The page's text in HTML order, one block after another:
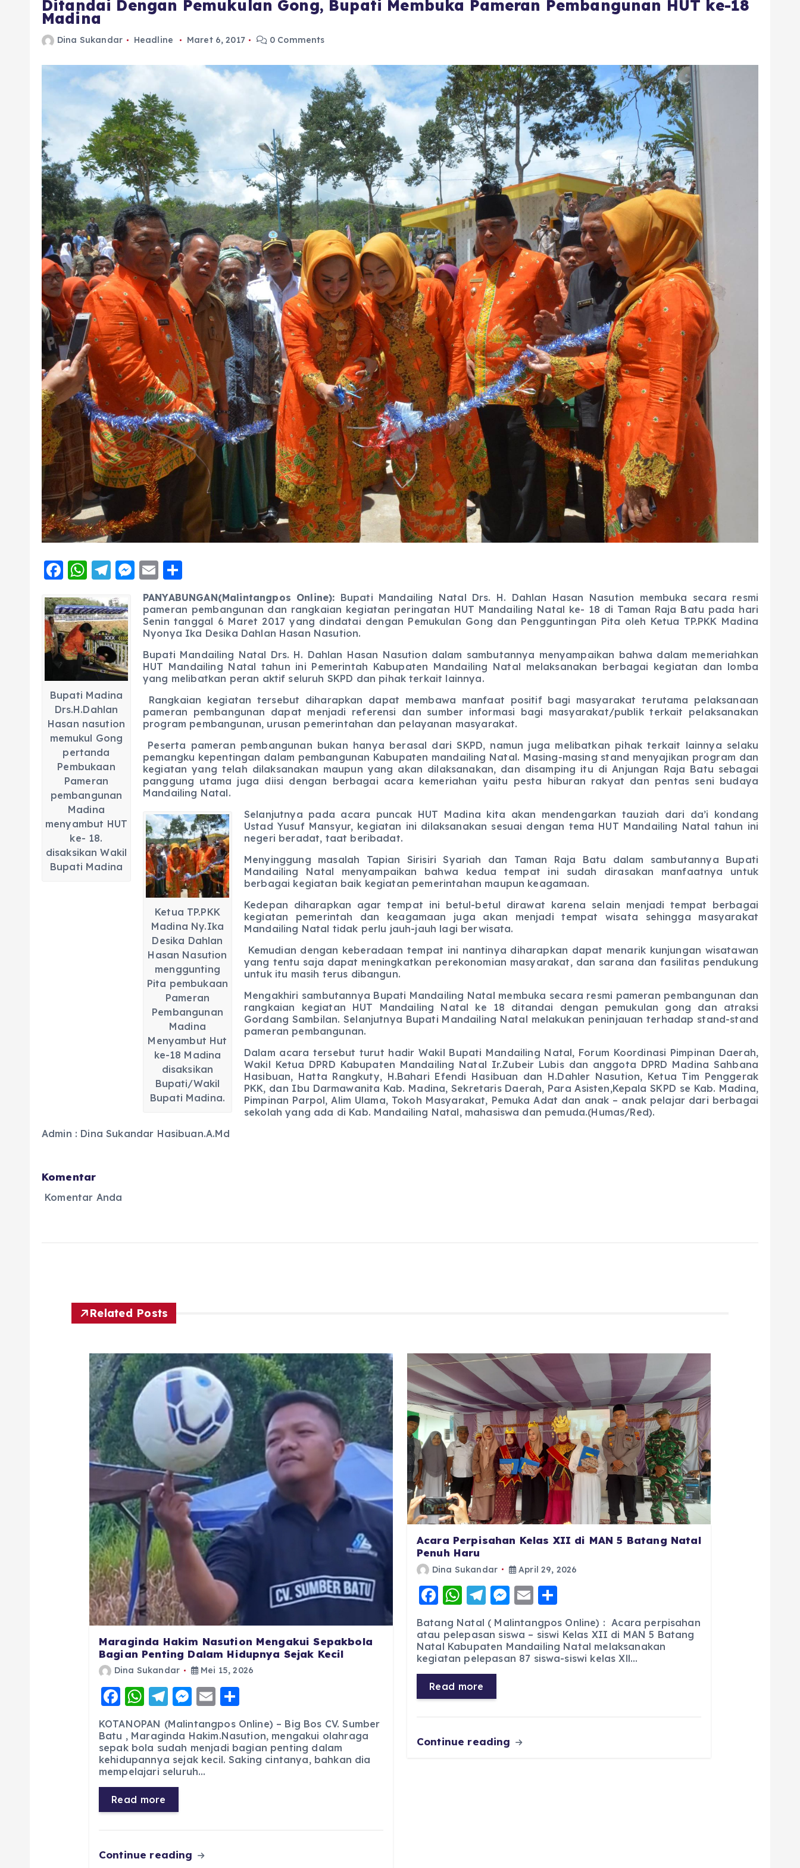
Ditandai Dengan Pemukulan Gong, Bupati Membuka Pameran Pembangunan HUT ke-18
Madina
Dina Sukandar Headline Maret 6, 2017 0 Comments
F
c
e
b
o
o
k
W
a
ts
A
p
p
T
e
g
r
a
m
M
e
ss
e
n
g
er
E
m
ai
l
h
a
re
Bupati Madina
Drs.H.Dahlan
Hasan nasution
memukul Gong
pertanda
Pembukaan
Pameran
pembangunan
Madina
menyambut HUT
ke- 18.
disaksikan Wakil
Bupati Madina
PANYABUNGAN(Malintangpos Online): Bupati Mandailing Natal Drs. H. Dahlan Hasan Nasution membuka secara resmi
pameran pembangunan dan rangkaian kegiatan peringatan HUT Mandailing Natal ke- 18 di Taman Raja Batu pada hari
Senin tanggal 6 Maret 2017 yang dindatai dengan Pemukulan Gong dan Pengguntingan Pita oleh Ketua TP.PKK Madina
Nyonya Ika Desika Dahlan Hasan Nasution.
Bupati Mandailing Natal Drs. H. Dahlan Hasan Nasution dalam sambutannya menyampaikan bahwa dalam memeriahkan
HUT Mandailing Natal tahun ini Pemerintah Kabupaten Mandailing Natal melaksanakan berbagai kegiatan dan lomba
yang melibatkan peran aktif seluruh SKPD dan pihak terkait lainnya.
Rangkaian kegiatan tersebut diharapkan dapat membawa manfaat positif bagi masyarakat terutama pelaksanaan
pameran pembangunan dapat menjadi referensi dan sumber informasi bagi masyarakat/publik terkait pelaksanakan
program pembangunan, urusan pemerintahan dan pelayanan masyarakat.
Peserta pameran pembangunan bukan hanya berasal dari SKPD, namun juga melibatkan pihak terkait lainnya selaku
pemangku kepentingan dalam pembangunan Kabupaten mandailing Natal. Masing-masing stand menyajikan program dan
kegiatan yang telah dilaksanakan maupun yang akan dilaksanakan, dan disamping itu di Anjungan Raja Batu sebagai
panggung utama juga diisi dengan berbagai acara kemeriahan yaitu pesta hiburan rakyat dan pentas seni budaya
Mandailing Natal.
Ketua TP.PKK
Madina Ny.Ika
Desika Dahlan
Hasan Nasution
menggunting
Pita pembukaan
Pameran
Pembangunan
Madina
Menyambut Hut
ke-18 Madina
disaksikan
Bupati/Wakil
Bupati Madina.
Selanjutnya pada acara puncak HUT Madina kita akan mendengarkan tauziah dari da’i kondang
Ustad Yusuf Mansyur, kegiatan ini dilaksanakan sesuai dengan tema HUT Mandailing Natal tahun ini
negeri beradat, taat beribadat.
Menyinggung masalah Tapian Sirisiri Syariah dan Taman Raja Batu dalam sambutannya Bupati
Mandailing Natal menyampaikan bahwa kedua tempat ini sudah dirasakan manfaatnya untuk
berbagai kegiatan baik kegiatan pemerintahan maupun keagamaan.
Kedepan diharapkan agar tempat ini betul-betul dirawat karena selain menjadi tempat berbagai
kegiatan pemerintah dan keagamaan juga akan menjadi tempat wisata sehingga masyarakat
Mandailing Natal tidak perlu jauh-jauh lagi berwisata.
Kemudian dengan keberadaan tempat ini nantinya diharapkan dapat menarik kunjungan wisatawan
yang tentu saja dapat meningkatkan perekonomian masyarakat, dan sarana dan fasilitas pendukung
untuk itu masih terus dibangun.
Mengakhiri sambutannya Bupati Mandailing Natal membuka secara resmi pameran pembangunan dan
rangkaian kegiatan HUT Mandailing Natal ke 18 ditandai dengan pemukulan gong dan atraksi
Gordang Sambilan. Selanjutnya Bupati Mandailing Natal melakukan peninjauan terhadap stand-stand
pameran pembangunan.
Dalam acara tersebut turut hadir Wakil Bupati Mandailing Natal, Forum Koordinasi Pimpinan Daerah,
Wakil Ketua DPRD Kabupaten Mandailing Natal Ir.Zubeir Lubis dan anggota DPRD Madina Sahbana
Hasibuan, Hatta Rangkuty, H.Bahari Efendi Hasibuan dan H.Dahler Nasution, Ketua Tim Penggerak
PKK, dan Ibu Darmawanita Kab. Madina, Sekretaris Daerah, Para Asisten,Kepala SKPD se Kab. Madina,
Pimpinan Parpol, Alim Ulama, Tokoh Masyarakat, Pemuka Adat dan anak – anak pelajar dari berbagai
sekolah yang ada di Kab. Mandailing Natal, mahasiswa dan pemuda.(Humas/Red).
Admin : Dina Sukandar Hasibuan.A.Md
Komentar
Komentar Anda
Related Posts
Maraginda Hakim Nasution Mengakui Sepakbola
Bagian Penting Dalam Hidupnya Sejak Kecil
Dina Sukandar Mei 15, 2026
F
a
c
e
b
o
o
k
W
h
a
ts
A
p
p
T
el
e
g
r
a
m
M
e
ss
e
n
E
ai
l
h
a
re
KOTANOPAN (Malintangpos Online) – Big Bos CV. Sumber
Batu , Maraginda Hakim.Nasution, mengakui olahraga
sepak bola sudah menjadi bagian penting dalam
kehidupannya sejak kecil. Saking cintanya, bahkan dia
mempelajari seluruh…
Read more
Continue reading
Acara Perpisahan Kelas XII di MAN 5 Batang Natal
Penuh Haru
Dina Sukandar April 29, 2026
F
a
c
e
b
o
W
h
a
ts
A
p
T
el
e
g
r
M
e
ss
e
E
m
ai
l
h
a
re
Batang Natal ( Malintangpos Online) : Acara perpisahan
atau pelepasan siswa – siswi Kelas XII di MAN 5 Batang
Natal Kabupaten Mandailing Natal melaksanakan
kegiatan pelepasan 87 siswa-siswi kelas Xll…
Read more
Continue reading